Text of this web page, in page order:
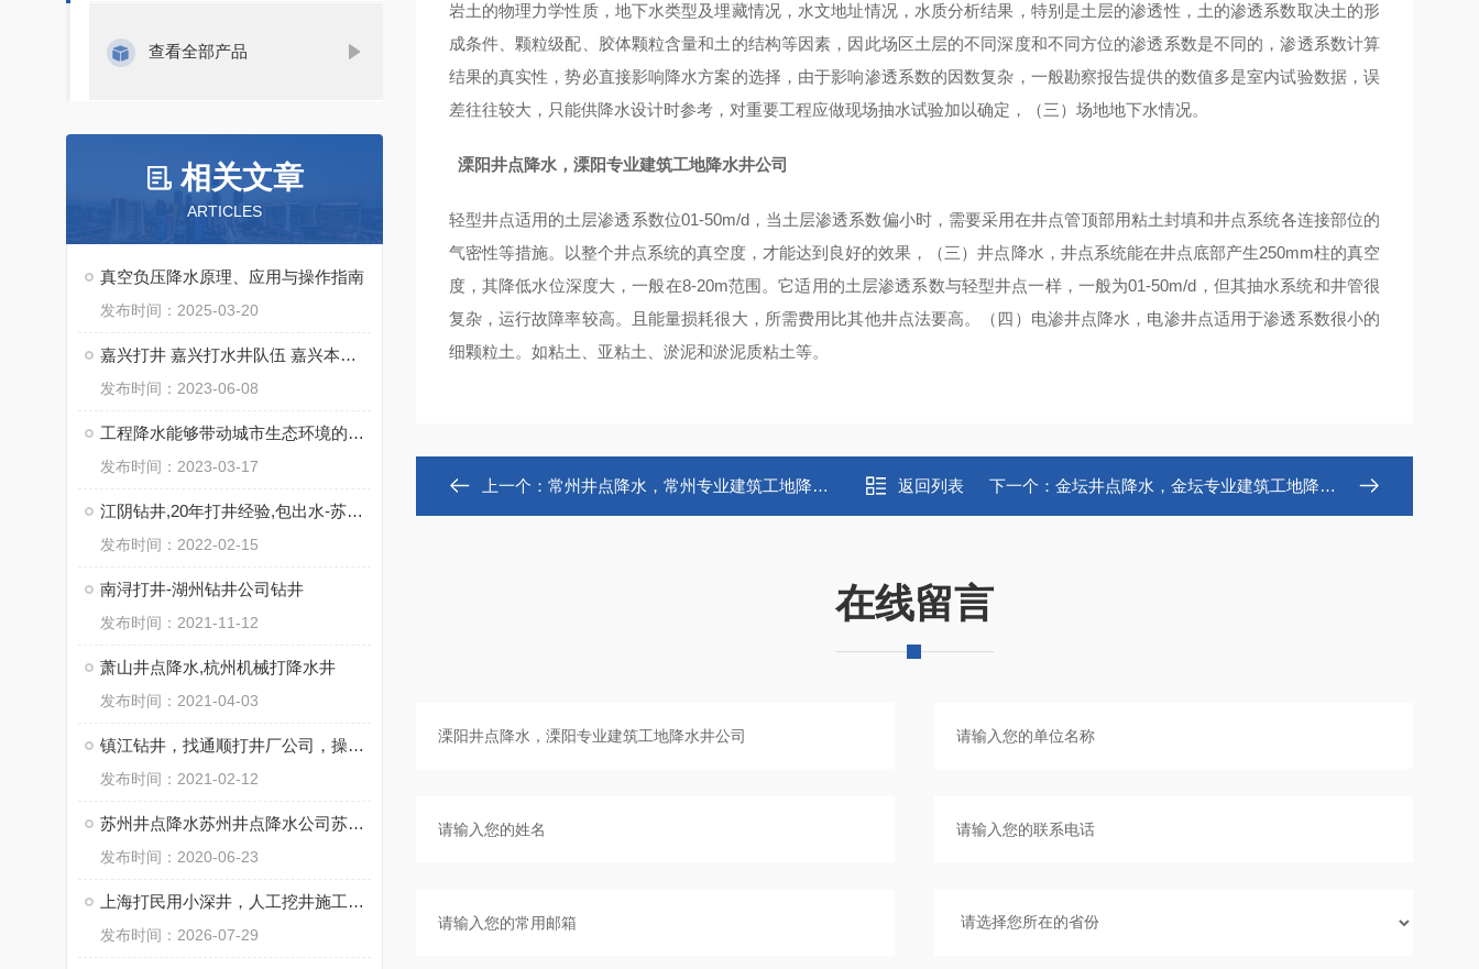
查看全部产品
相关文章
ARTICLES
真空负压降水原理、应用与操作指南
发布时间：2025-03-20
嘉兴打井 嘉兴打水井队伍 嘉兴本地打水井钻井队
发布时间：2023-06-08
工程降水能够带动城市生态环境的优化
发布时间：2023-03-17
江阴钻井,20年打井经验,包出水-苏州通泉钻井工程有限公司
发布时间：2022-02-15
南浔打井-湖州钻井公司钻井
发布时间：2021-11-12
萧山井点降水,杭州机械打降水井
发布时间：2021-04-03
镇江钻井，找通顺打井厂公司，操作施工快
发布时间：2021-02-12
苏州井点降水苏州井点降水公司苏州井点降水有限公司通泉降水公司
发布时间：2020-06-23
上海打民用小深井，人工挖井施工，工程降水井
发布时间：2026-07-29
岩土的物理力学性质，地下水类型及埋藏情况，水文地址情况，水质分析结果，特别是土层的渗透性，土的渗透系数取决土的形
成条件、颗粒级配、胶体颗粒含量和土的结构等因素，因此场区土层的不同深度和不同方位的渗透系数是不同的，渗透系数计算
结果的真实性，势必直接影响降水方案的选择，由于影响渗透系数的因数复杂，一般勘察报告提供的数值多是室内试验数据，误
差往往较大，只能供降水设计时参考，对重要工程应做现场抽水试验加以确定，（三）场地地下水情况。
溧阳井点降水，溧阳专业建筑工地降水井公司
轻型井点适用的土层渗透系数位01-50m/d，当土层渗透系数偏小时，需要采用在井点管顶部用粘土封填和井点系统各连接部位的
气密性等措施。以整个井点系统的真空度，才能达到良好的效果，（三）井点降水，井点系统能在井点底部产生250mm柱的真空
度，其降低水位深度大，一般在8-20m范围。它适用的土层渗透系数与轻型井点一样，一般为01-50m/d，但其抽水系统和井管很
复杂，运行故障率较高。且能量损耗很大，所需费用比其他井点法要高。（四）电渗井点降水，电渗井点适用于渗透系数很小的
细颗粒土。如粘土、亚粘土、淤泥和淤泥质粘土等。
上一个： 常州井点降水，常州专业建筑工地降水井公司 返回列表 下一个： 金坛井点降水，金坛专业建筑工地降水井公司
在线留言